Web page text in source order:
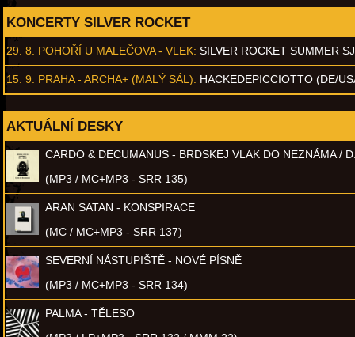
KONCERTY SILVER ROCKET
29. 8. POHOŘÍ U MALEČOVA - VLEK: SILVER ROCKET SUMMER
15. 9. PRAHA - ARCHA+ (MALÝ SÁL): HACKEDEPICCIOTTO (DE/
AKTUÁLNÍ DESKY
CARDO & DECUMANUS - BRDSKEJ VLAK DO NEZNÁMA /
(MP3 / MC+MP3 - SRR 135)
ARAN SATAN - KONSPIRACE
(MC / MC+MP3 - SRR 137)
SEVERNÍ NÁSTUPIŠTĚ - NOVÉ PÍSNĚ
(MP3 / MC+MP3 - SRR 134)
PALMA - TĚLESO